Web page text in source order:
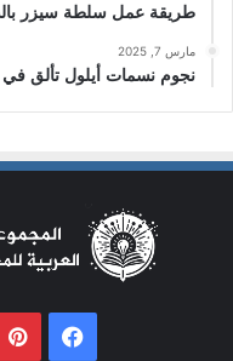
طريقة عمل سلطة سيزر
مارس 7, 2025
نجوم نسمات أيلول تألق في
فيسبوك